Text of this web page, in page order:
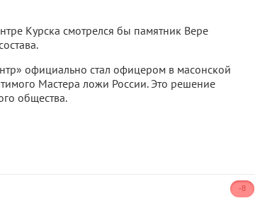
Курска смотрелся бы памятник Вере
официально стал офицером в масонской
Мастера ложи России. Это решение
общества.
-8